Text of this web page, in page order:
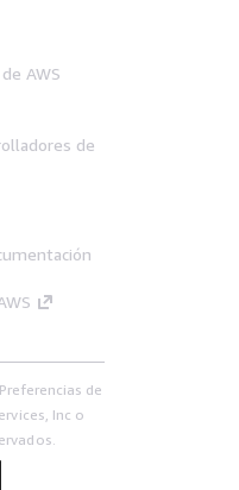
AWS
de
Preferencias de
Inc o